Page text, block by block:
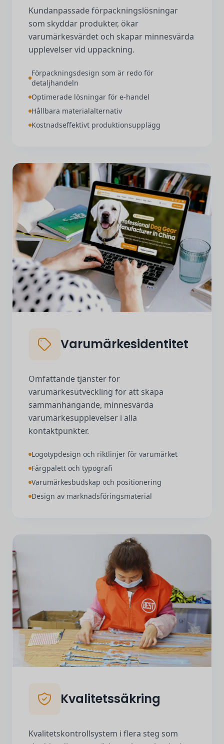
Kundanpassade förpackningslösningar
som skyddar produkter, ökar
varumärkesvärdet och skapar minnesvärda
upplevelser vid uppackning.
Förpackningsdesign som är redo för
detaljhandeln
Optimerade lösningar för e-handel
Hållbara materialalternativ
Kostnadseffektivt produktionsupplägg
Varumärkesidentitet
Omfattande tjänster för
varumärkesutveckling för att skapa
sammanhängande, minnesvärda
varumärkesupplevelser i alla
kontaktpunkter.
Logotypdesign och riktlinjer för varumärket
Färgpalett och typografi
Varumärkesbudskap och positionering
Design av marknadsföringsmaterial
Kvalitetssäkring
Kvalitetskontrollsystem i flera steg som